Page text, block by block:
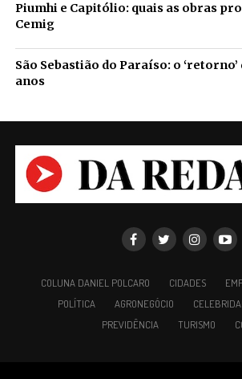
Piumhi e Capitólio: quais as obras
Cemig
São Sebastião do Paraíso: o ‘retorno’
anos
COLUNA DANIEL POLCARO CIDADES
POLÍTICA
AGRONEGÓCIO
PREVIDÊNCIA
TURISMO